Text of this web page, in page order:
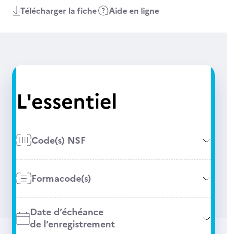
Télécharger la fiche Aide en ligne
L'essentiel
Code(s) NSF
Formacode(s)
Date d’échéance
de l’enregistrement